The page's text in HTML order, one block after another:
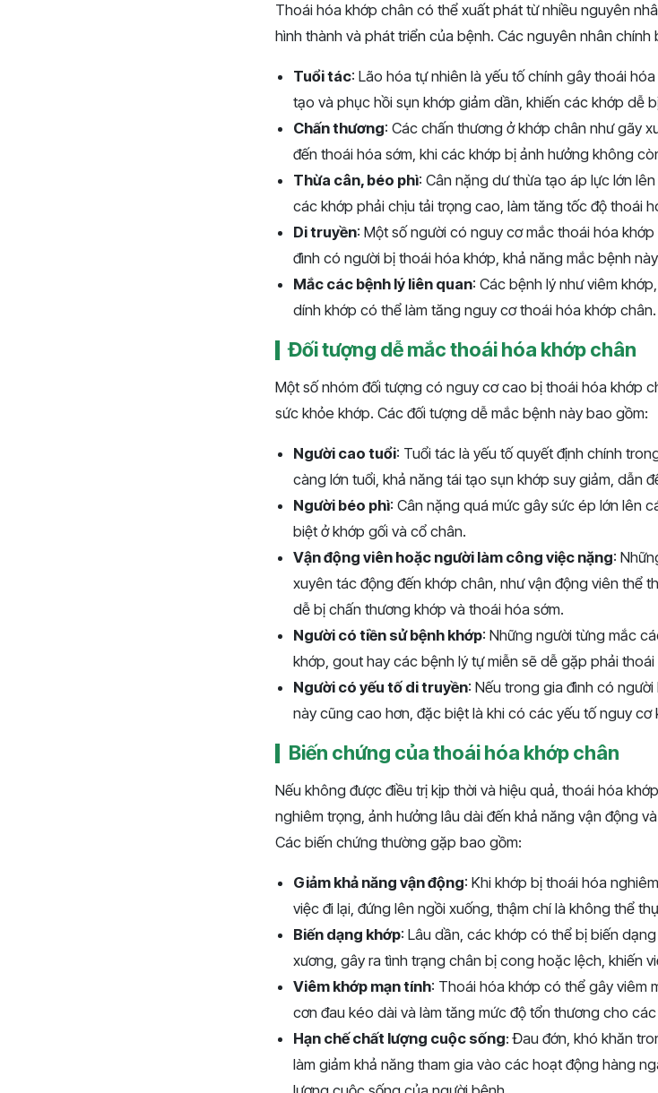
Thoái hóa khớp chân có thể xuất phát từ nhiều nguyên
hình thành và phát triển của bệnh. Các nguyên nhân chính
Tuổi tác: Lão hóa tự nhiên là yếu tố chính gây thoái
tạo và phục hồi sụn khớp giảm dần, khiến các khớp dễ
Chấn thương: Các chấn thương ở khớp chân như gãy
đến thoái hóa sớm, khi các khớp bị ảnh hưởng không
Thừa cân, béo phì: Cân nặng dư thừa tạo áp lực lớn
các khớp phải chịu tải trọng cao, làm tăng tốc độ thoái
Di truyền: Một số người có nguy cơ mắc thoái hóa
đình có người bị thoái hóa khớp, khả năng mắc bệnh
Mắc các bệnh lý liên quan: Các bệnh lý như viêm
dính khớp có thể làm tăng nguy cơ thoái hóa khớp chân.
Đối tượng dễ mắc thoái hóa khớp chân
Một số nhóm đối tượng có nguy cơ cao bị thoái hóa khớp
sức khỏe khớp. Các đối tượng dễ mắc bệnh này bao gồm:
Người cao tuổi: Tuổi tác là yếu tố quyết định chính
càng lớn tuổi, khả năng tái tạo sụn khớp suy giảm, dẫn
Người béo phì: Cân nặng quá mức gây sức ép lớn lên
biệt ở khớp gối và cổ chân.
Vận động viên hoặc người làm công việc nặng:
xuyên tác động đến khớp chân, như vận động viên thể
dễ bị chấn thương khớp và thoái hóa sớm.
Người có tiền sử bệnh khớp: Những người từng mắc
khớp, gout hay các bệnh lý tự miễn sẽ dễ gặp phải
Người có yếu tố di truyền: Nếu trong gia đình có
này cũng cao hơn, đặc biệt là khi có các yếu tố nguy cơ
Biến chứng của thoái hóa khớp chân
Nếu không được điều trị kịp thời và hiệu quả, thoái hóa
nghiêm trọng, ảnh hưởng lâu dài đến khả năng vận động
Các biến chứng thường gặp bao gồm:
Giảm khả năng vận động: Khi khớp bị thoái hóa
việc đi lại, đứng lên ngồi xuống, thậm chí là không thể
Biến dạng khớp: Lâu dần, các khớp có thể bị biến
xương, gây ra tình trạng chân bị cong hoặc lệch, khiến
Viêm khớp mạn tính: Thoái hóa khớp có thể gây viêm
cơn đau kéo dài và làm tăng mức độ tổn thương cho
Hạn chế chất lượng cuộc sống: Đau đớn, khó khăn
làm giảm khả năng tham gia vào các hoạt động hàng